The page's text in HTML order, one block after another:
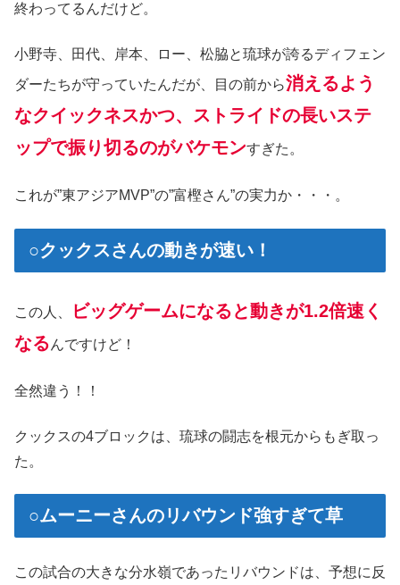
終わってるんだけど。
小野寺、田代、岸本、ロー、松脇と琉球が誇るディフェン
ダーたちが守っていたんだが、目の前から消えるよう
なクイックネスかつ、ストライドの長いステ
ップで振り切るのがバケモンすぎた。
これが”東アジアMVP”の”富樫さん”の実力か・・・。
○クックスさんの動きが速い！
この人、
ビッグゲームになると動きが1.2倍速く
なるんですけど！
全然違う！！
クックスの4ブロックは、琉球の闘志を根元からもぎ取っ
た。
○ムーニーさんのリバウンド強すぎて草
この試合の大きな分水嶺であったリバウンドは、予想に反